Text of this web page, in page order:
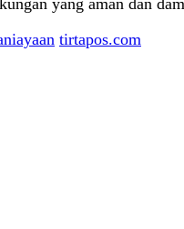
yang aman dan
tirtapos.com